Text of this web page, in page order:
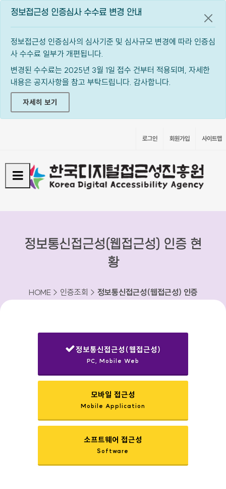
정보접근성 인증심사 수수료 변경 안내
정보접근성 인증심사의 심사기준 및 심사규모 변경에 따라 인증심
사 수수료 일부가 개편됩니다.
변경된 수수료는 2025년 3월 1일 접수 건부터 적용되며, 자세한
내용은 공지사항을 참고 부탁드립니다. 감사합니다.
자세히 보기
공지
로그인 회원가입 사이트맵
정보통신접근성(웹접근성) 인증 현
황
HOME > 인증조회 > 정보통신접근성(웹접근성) 인증
정보통신접근성(웹접근성)
PC, Mobile Web
모바일 접근성
Mobile Application
소프트웨어 접근성
Software